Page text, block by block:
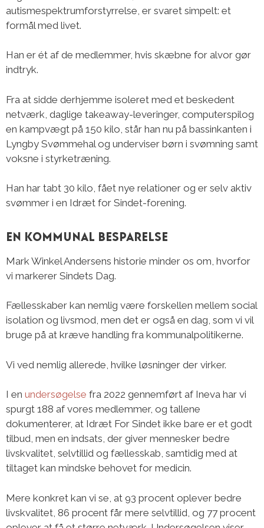
autismespektrumforstyrrelse, er svaret simpelt: et
formål med livet.
Han er ét af de medlemmer, hvis skæbne for alvor gør
indtryk.
Fra at sidde derhjemme isoleret med et beskedent
netværk, daglige takeaway-leveringer, computerspilog
en kampvægt på 150 kilo, står han nu på bassinkanten i
Lyngby Svømmehal og underviser børn i svømning samt
voksne i styrketræning.
Han har tabt 30 kilo, fået nye relationer og er selv aktiv
svømmer i en Idræt for Sindet-forening.
En kommunal besparelse
Mark Winkel Andersens historie minder os om, hvorfor
vi markerer Sindets Dag.
Fællesskaber kan nemlig være forskellen mellem social
isolation og livsmod, men det er også en dag, som vi vil
bruge på at kræve handling fra kommunalpolitikerne.
Vi ved nemlig allerede, hvilke løsninger der virker.
I en undersøgelse fra 2022 gennemført af Ineva har vi
spurgt 188 af vores medlemmer, og tallene
dokumenterer, at Idræt For Sindet ikke bare er et godt
tilbud, men en indsats, der giver mennesker bedre
livskvalitet, selvtillid og fællesskab, samtidig med at
tiltaget kan mindske behovet for medicin.
Mere konkret kan vi se, at 93 procent oplever bedre
livskvalitet, 86 procent får mere selvtillid, og 77 procent